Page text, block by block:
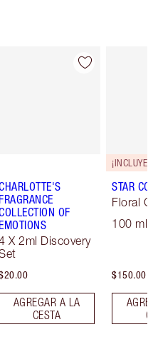
Artículo 2 de 27
FRAGRANCE
OF
EMOTIONS
X 2ml Discovery
AGREGAR A LA
CESTA
STAR
Floral
100 ml
$150.00